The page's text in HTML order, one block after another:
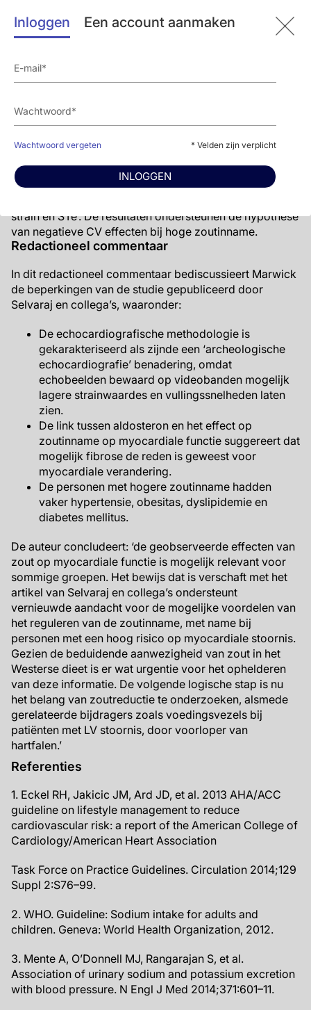
Inloggen Een account aanmaken
Wachtwoord vergeten * Velden zijn verplicht
INLOGGEN
Mediation analyse toonde aan dat de systolische
bloeddruk (SBP) 14% en 20% van de indirecte
strain en STe’ verklaarde, terwijl serum aldosteron
19% van de indirecte effecten tussen ESI en
Conclusie
ESI van ≥3.7 gr/dag geassocieerd met een slechtere
strain en STe’. SBP en serumaldosteron verklaarden een
strain en STe’. De resultaten ondersteunen de hypothese
van negatieve CV effecten bij hoge zoutinname.
Redactioneel commentaar
In dit redactioneel commentaar bediscussieert Marwick
de beperkingen van de studie gepubliceerd door
Selvaraj en collega’s, waaronder:
De echocardiografische methodologie is
gekarakteriseerd als zijnde een ‘archeologische
echocardiografie’ benadering, omdat
echobeelden bewaard op videobanden mogelijk
lagere strainwaardes en vullingssnelheden laten
zien.
De link tussen aldosteron en het effect op
zoutinname op myocardiale functie suggereert dat
mogelijk fibrose de reden is geweest voor
myocardiale verandering.
De personen met hogere zoutinname hadden
vaker hypertensie, obesitas, dyslipidemie en
diabetes mellitus.
De auteur concludeert: ‘de geobserveerde effecten van
zout op myocardiale functie is mogelijk relevant voor
sommige groepen. Het bewijs dat is verschaft met het
artikel van Selvaraj en collega’s ondersteunt
vernieuwde aandacht voor de mogelijke voordelen van
het reguleren van de zoutinname, met name bij
personen met een hoog risico op myocardiale stoornis.
Gezien de beduidende aanwezigheid van zout in het
Westerse dieet is er wat urgentie voor het ophelderen
van deze informatie. De volgende logische stap is nu
het belang van zoutreductie te onderzoeken, alsmede
gerelateerde bijdragers zoals voedingsvezels bij
patiënten met LV stoornis, door voorloper van
hartfalen.’
Referenties
1. Eckel RH, Jakicic JM, Ard JD, et al. 2013 AHA/ACC
guideline on lifestyle management to reduce
cardiovascular risk: a report of the American College of
Cardiology/American Heart Association
Task Force on Practice Guidelines. Circulation 2014;129
Suppl 2:S76–99.
2. WHO. Guideline: Sodium intake for adults and
children. Geneva: World Health Organization, 2012.
3. Mente A, O’Donnell MJ, Rangarajan S, et al.
Association of urinary sodium and potassium excretion
with blood pressure. N Engl J Med 2014;371:601–11.